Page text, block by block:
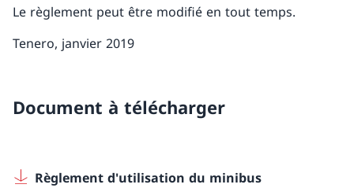
Le règlement peut être modifié en tout temps.
Tenero, janvier 2019
Document à télécharger
Règlement d'utilisation du minibus